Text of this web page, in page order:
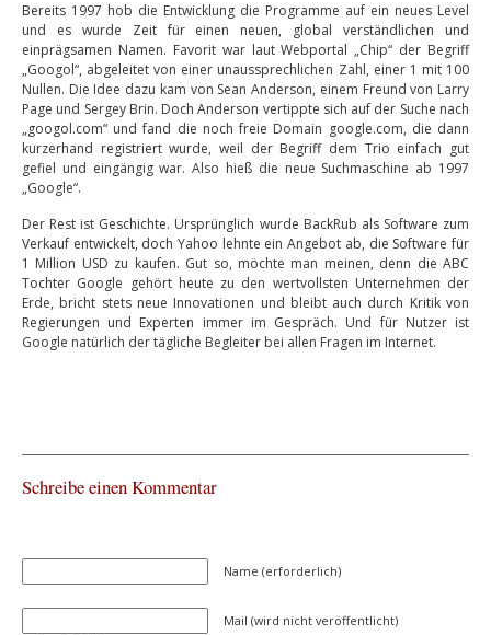
Bereits 1997 hob die Entwicklung die Programme auf ein neues Level
und es wurde Zeit für einen neuen, global verständlichen und
einprägsamen Namen. Favorit war laut Webportal „Chip“ der Begriff
„Googol“, abgeleitet von einer unaussprechlichen Zahl, einer 1 mit 100
Nullen. Die Idee dazu kam von Sean Anderson, einem Freund von Larry
Page und Sergey Brin. Doch Anderson vertippte sich auf der Suche nach
„googol.com“ und fand die noch freie Domain google.com, die dann
kurzerhand registriert wurde, weil der Begriff dem Trio einfach gut
gefiel und eingängig war. Also hieß die neue Suchmaschine ab 1997
„Google“.
Der Rest ist Geschichte. Ursprünglich wurde BackRub als Software zum
Verkauf entwickelt, doch Yahoo lehnte ein Angebot ab, die Software für
1 Million USD zu kaufen. Gut so, möchte man meinen, denn die ABC
Tochter Google gehört heute zu den wertvollsten Unternehmen der
Erde, bricht stets neue Innovationen und bleibt auch durch Kritik von
Regierungen und Experten immer im Gespräch. Und für Nutzer ist
Google natürlich der tägliche Begleiter bei allen Fragen im Internet.
Schreibe einen Kommentar
Name (erforderlich)
Mail (wird nicht veröffentlicht)